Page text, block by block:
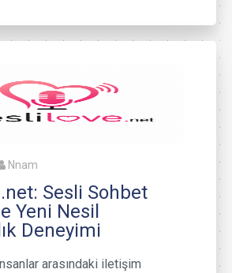
Nnam
Sesli Sohbet
Yeni Nesil
Deneyimi
arasındaki iletişim